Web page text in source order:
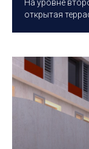
На уровне
открытая